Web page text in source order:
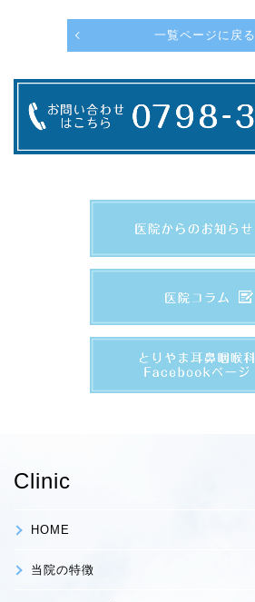
一覧ページに戻る
Clinic
HOME
当院の特徴